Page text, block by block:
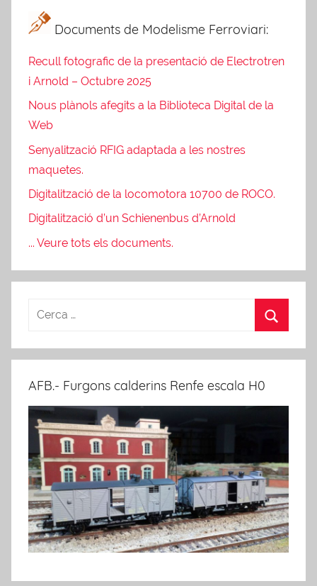
Documents de Modelisme Ferroviari:
Recull fotografic de la presentació de Electrotren
i Arnold – Octubre 2025
Nous plànols afegits a la Biblioteca Digital de la
Web
Senyalització RFIG adaptada a les nostres
maquetes.
Digitalització de la locomotora 10700 de ROCO.
Digitalització d’un Schienenbus d’Arnold
... Veure tots els documents.
AFB.- Furgons calderins Renfe escala H0